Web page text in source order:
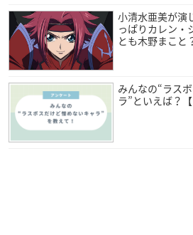
小清水亜美が演
っぱりカレン・
とも木野まこと
みんなの“ラス
ラ”といえば？【